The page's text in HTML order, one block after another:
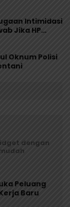
Intimidasi
Jika HP
Oknum Polisi
dengan
Peluang
Baru